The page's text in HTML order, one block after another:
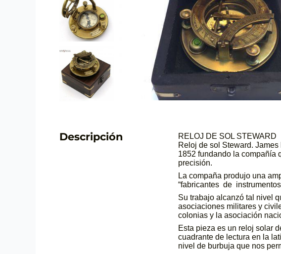
Descripción
RELOJ DE SOL STEWARD
Reloj de sol Steward.
1852 fundando la compañía
precisión.
La compaña produjo una
“fabricantes de
Su trabajo alcanzó tal nivel
asociaciones militares y
colonias y la asociación
Esta pieza es un reloj solar
cuadrante de lectura en la
nivel de burbuja que nos